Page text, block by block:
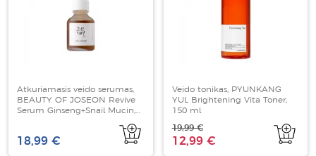
Atkuriamasis veido serumas,
BEAUTY OF JOSEON Revive
Serum Ginseng+Snail Mucin,
18,99 €
Veido tonikas, PYUNKANG
YUL Brightening Vita Toner,
150 ml
12,99 €
19,99 €